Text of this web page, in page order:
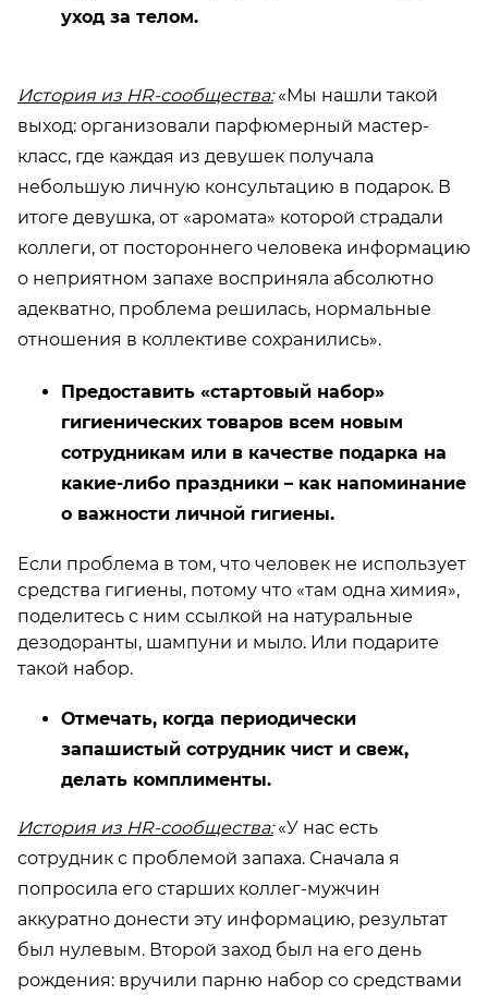
уход за телом.
История из HR-сообщества:«Мы нашли такой
выход: организовали парфюмерный мастер-
класс, где каждая из девушек получала
небольшую личную консультацию в подарок. В
итоге девушка, от «аромата» которой страдали
коллеги, от постороннего человека информацию
о неприятном запахе восприняла абсолютно
адекватно, проблема решилась, нормальные
отношения в коллективе сохранились».
Предоставить «стартовый набор»
гигиенических товаров всем новым
сотрудникам или в качестве подарка на
какие-либо праздники – как напоминание
о важности личной гигиены.
Если проблема в том, что человек не использует
средства гигиены, потому что «там одна химия»,
поделитесь с ним ссылкой на натуральные
дезодоранты, шампуни и мыло. Или подарите
такой набор.
Отмечать, когда периодически
запашистый сотрудник чист и свеж,
делать комплименты.
История из HR-сообщества:«У нас есть
сотрудник с проблемой запаха. Сначала я
попросила его старших коллег-мужчин
аккуратно донести эту информацию, результат
был нулевым. Второй заход был на его день
рождения: вручили парню набор со средствами